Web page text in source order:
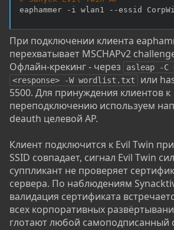
eaphammer -i wlan1 --essid
При подключении клиента
перехватывает MSCHAPv2
Офлайн-крекинг - через
asleap -C
<response> -W wordlist.txt
или
5500. Для принуждения клиентов к
переподключению используем
deauth целевой AP.
Клиент подключится к Evil Twin
SSID совпадает, сигнал Evil Twin
суппликант не проверяет
сервера. По наблюдениям
валидация сертификата
всех корпоративных
глотают любой самоподписанный